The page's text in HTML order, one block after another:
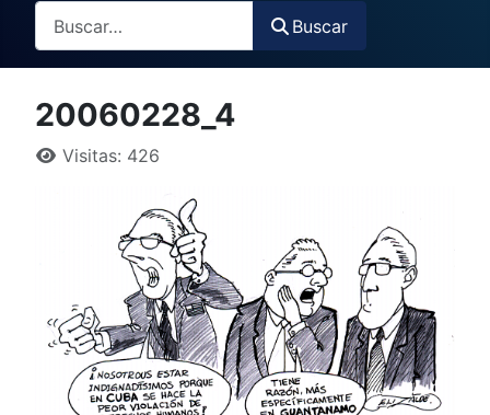
Buscar
Buscar
20060228_4
Detalles
Visitas: 426